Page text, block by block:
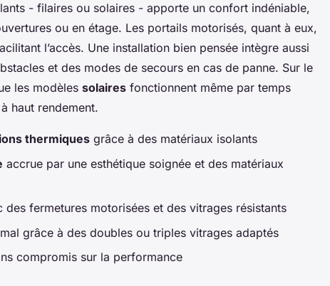
- filaires ou solaires - apporte un confort indéniable,
ou en étage. Les portails motorisés, quant à eux,
l’accès. Une installation bien pensée intègre aussi
et des modes de secours en cas de panne. Sur le
les modèles solaires fonctionnent même par temps
haut rendement.
thermiques grâce à des matériaux isolants
accrue par une esthétique soignée et des matériaux
des fermetures motorisées et des vitrages résistants
grâce à des doubles ou triples vitrages adaptés
compromis sur la performance